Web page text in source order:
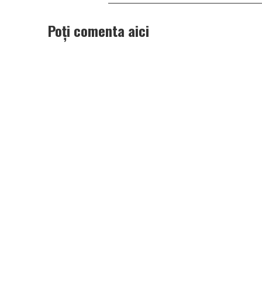
Poți comenta aici